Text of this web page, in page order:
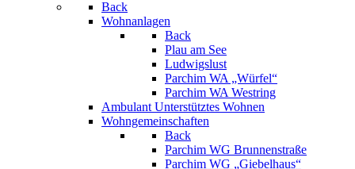
Back
Wohnanlagen
Back
Plau am See
Ludwigslust
Parchim WA „Würfel“
Parchim WA Westring
Ambulant Unterstütztes Wohnen
Wohngemeinschaften
Back
Parchim WG Brunnenstraße
Parchim WG „Giebelhaus“